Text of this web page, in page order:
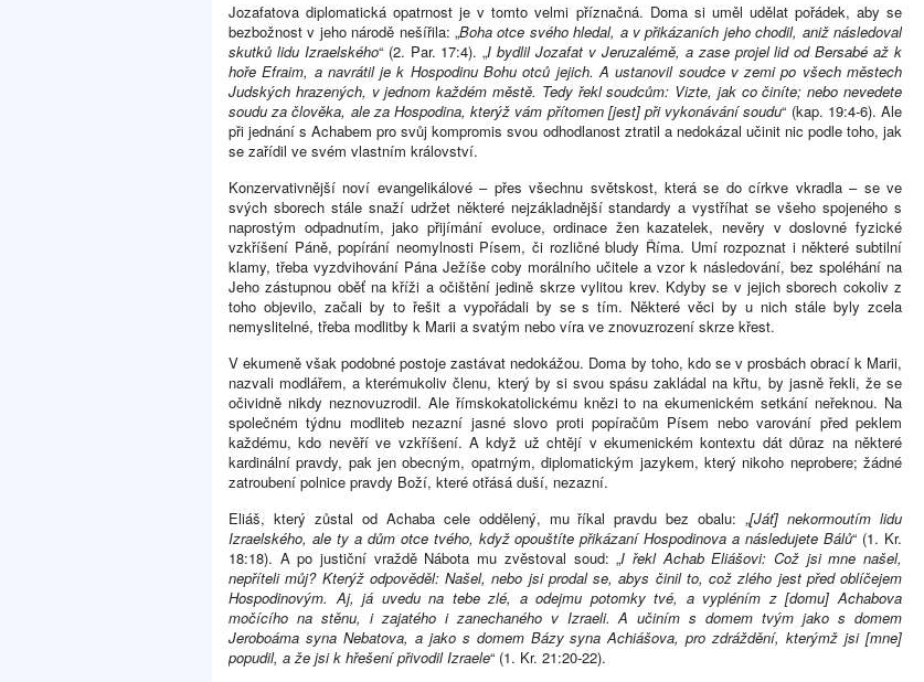
Jozafatova diplomatická opatrnost je v tomto velmi příznačná. Doma si uměl udělat pořádek, aby se
bezbožnost v jeho národě nešířila: „Boha otce svého hledal, a v přikázaních jeho chodil, aniž následoval
skutků lidu Izraelského“ (2. Par. 17:4). „I bydlil Jozafat v Jeruzalémě, a zase projel lid od Bersabé až k
hoře Efraim, a navrátil je k Hospodinu Bohu otců jejich. A ustanovil soudce v zemi po všech městech
Judských hrazených, v jednom každém městě. Tedy řekl soudcům: Vizte, jak co činíte; nebo nevedete
soudu za člověka, ale za Hospodina, kterýž vám přítomen [jest] při vykonávání soudu“ (kap. 19:4-6). Ale
při jednání s Achabem pro svůj kompromis svou odhodlanost ztratil a nedokázal učinit nic podle toho, jak
se zařídil ve svém vlastním království.
Konzervativnější noví evangelikálové – přes všechnu světskost, která se do církve vkradla – se ve
svých sborech stále snaží udržet některé nejzákladnější standardy a vystříhat se všeho spojeného s
naprostým odpadnutím, jako přijímání evoluce, ordinace žen kazatelek, nevěry v doslovné fyzické
vzkříšení Páně, popírání neomylnosti Písem, či rozličné bludy Říma. Umí rozpoznat i některé subtilní
klamy, třeba vyzdvihování Pána Ježíše coby morálního učitele a vzor k následování, bez spoléhání na
Jeho zástupnou oběť na kříži a očištění jedině skrze vylitou krev. Kdyby se v jejich sborech cokoliv z
toho objevilo, začali by to řešit a vypořádali by se s tím. Některé věci by u nich stále byly zcela
nemyslitelné, třeba modlitby k Marii a svatým nebo víra ve znovuzrození skrze křest.
V ekumeně však podobné postoje zastávat nedokážou. Doma by toho, kdo se v prosbách obrací k Marii,
nazvali modlářem, a kterémukoliv členu, který by si svou spásu zakládal na křtu, by jasně řekli, že se
očividně nikdy neznovuzrodil. Ale římskokatolickému knězi to na ekumenickém setkání neřeknou. Na
společném týdnu modliteb nezazní jasné slovo proti popíračům Písem nebo varování před peklem
každému, kdo nevěří ve vzkříšení. A když už chtějí v ekumenickém kontextu dát důraz na některé
kardinální pravdy, pak jen obecným, opatrným, diplomatickým jazykem, který nikoho neprobere; žádné
zatroubení polnice pravdy Boží, které otřásá duší, nezazní.
Eliáš, který zůstal od Achaba cele oddělený, mu říkal pravdu bez obalu: „[Jáť] nekormoutím lidu
Izraelského, ale ty a dům otce tvého, když opouštíte přikázaní Hospodinova a následujete Bálů“ (1. Kr.
18:18). A po justiční vraždě Nábota mu zvěstoval soud: „I řekl Achab Eliášovi: Což jsi mne našel,
nepříteli můj? Kterýž odpověděl: Našel, nebo jsi prodal se, abys činil to, což zlého jest před oblíčejem
Hospodinovým. Aj, já uvedu na tebe zlé, a odejmu potomky tvé, a vypléním z [domu] Achabova
močícího na stěnu, i zajatého i zanechaného v Izraeli. A učiním s domem tvým jako s domem
Jeroboáma syna Nebatova, a jako s domem Bázy syna Achiášova, pro zdráždění, kterýmž jsi [mne]
popudil, a že jsi k hřešení přivodil Izraele“ (1. Kr. 21:20-22).